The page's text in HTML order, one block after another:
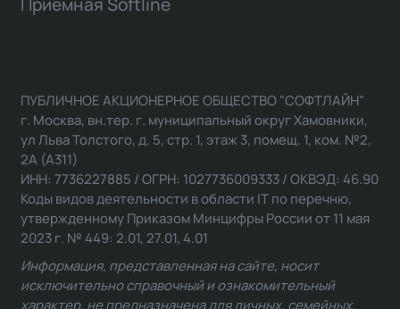
ПУБЛИЧНОЕ АКЦИОНЕРНОЕ ОБЩЕСТВО "СОФТЛАЙН"
г. Москва, вн.тер. г. муниципальный округ Хамовники,
ул Льва Толстого, д. 5, стр. 1, этаж 3, помещ. 1, ком. №2,
2А (А311)
ИНН: 7736227885 / ОГРН: 1027736009333 / ОКВЭД: 46.90
Коды видов деятельности в области IT по перечню,
утвержденному Приказом Минцифры России от 11 мая
2023 г. № 449: 2.01, 27.01, 4.01
Информация, представленная на сайте, носит
исключительно справочный и ознакомительный
характер, не предназначена для личных, семейных,